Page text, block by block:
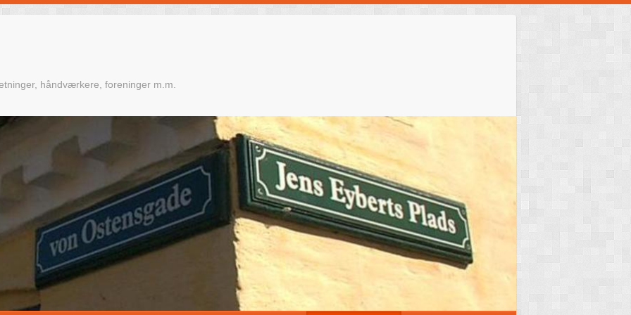
håndværkere, foreninger m.m.